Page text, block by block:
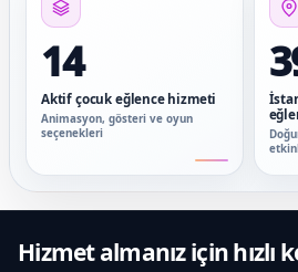
14
Aktif çocuk eğlence hizmeti
Animasyon, gösteri ve oyun
seçenekleri
Hizmet almanız için hızlı